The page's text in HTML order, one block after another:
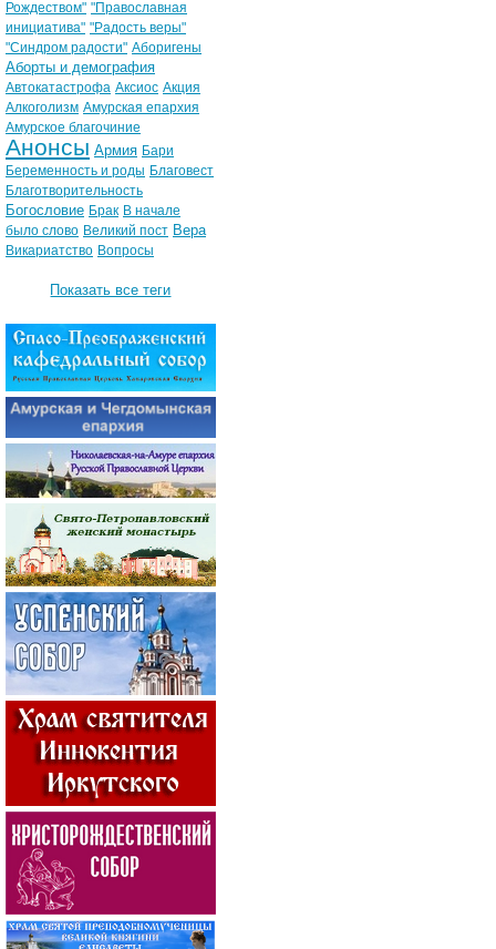
Рождеством" "Православная
инициатива" "Радость веры"
"Синдром радости" Аборигены
Аборты и демография
Автокатастрофа Аксиос Акция
Алкоголизм Амурская епархия
Амурское благочиние
Анонсы Армия Бари
Беременность и роды Благовест
Благотворительность
Богословие Брак В начале
было слово Великий пост Вера
Викариатство Вопросы
Показать все теги